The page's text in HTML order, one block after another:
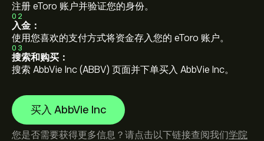
注册 eToro 账户并验证您的身份。
02
入金：
使用您喜欢的支付方式将资金存入您的 eToro 账户。
03
搜索和购买：
搜索 AbbVie Inc (ABBV) 页面并下单买入 AbbVie Inc。
买入 AbbVie Inc
您是否需要获得更多信息？请点击以下链接查阅我们学院